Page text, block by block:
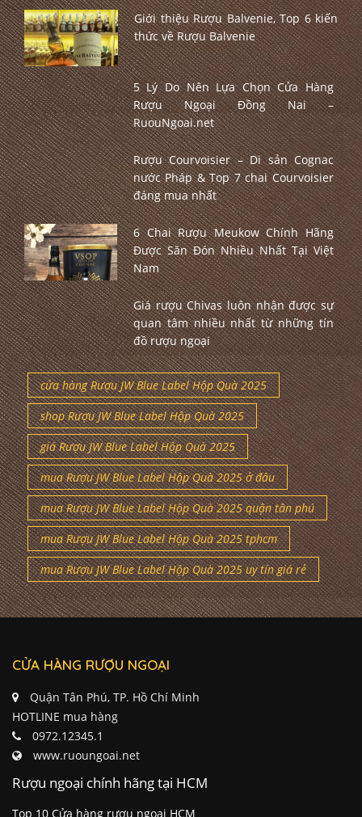
Giới thiệu Rượu Balvenie, Top 6 kiến
thức về Rượu Balvenie
5 Lý Do Nên Lựa Chọn Cửa Hàng
Rượu Ngoại Đồng Nai –
RuouNgoai.net
Rượu Courvoisier – Di sản Cognac
nước Pháp & Top 7 chai Courvoisier
đáng mua nhất
6 Chai Rượu Meukow Chính Hãng
Được Săn Đón Nhiều Nhất Tại Việt
Nam
Giá rượu Chivas luôn nhận được sự
quan tâm nhiều nhất từ những tín
đồ rượu ngoại
cửa hàng Rượu JW Blue Label Hộp Quà 2025
shop Rượu JW Blue Label Hộp Quà 2025
giá Rượu JW Blue Label Hộp Quà 2025
mua Rượu JW Blue Label Hộp Quà 2025 ở đâu
mua Rượu JW Blue Label Hộp Quà 2025 quận tân phú
mua Rượu JW Blue Label Hộp Quà 2025 tphcm
mua Rượu JW Blue Label Hộp Quà 2025 uy tín giá rẻ
CỬA HÀNG RƯỢU NGOẠI
Quận Tân Phú, TP. Hồ Chí Minh
HOTLINE mua hàng
0972.12345.1
www.ruoungoai.net
Rượu ngoại chính hãng tại HCM
Top 10 Cửa hàng rượu ngoại HCM